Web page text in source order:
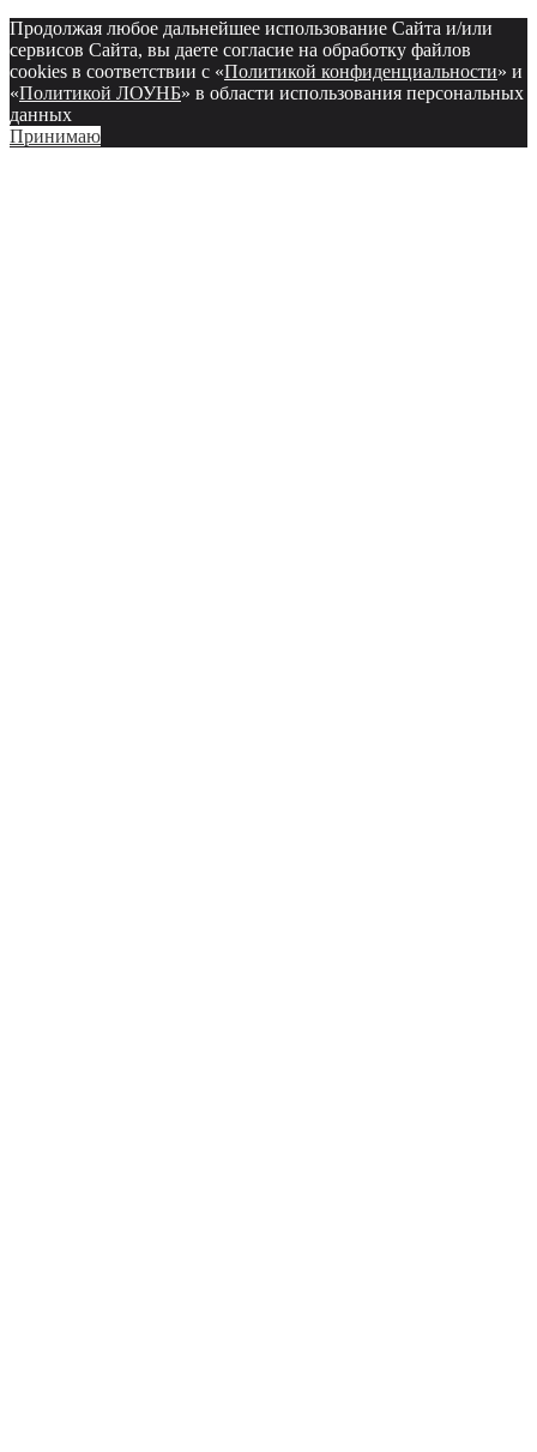
Продолжая любое дальнейшее использование Сайта и/или
сервисов Сайта, вы даете согласие на обработку файлов
cookies в соответствии с «Политикой конфиденциальности» и
«Политикой ЛОУНБ» в области использования персональных
данных
Принимаю